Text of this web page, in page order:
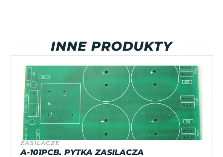
INNE PRODUKTY
ZASILACZE
A-101PCB. PYTKA ZASILACZA